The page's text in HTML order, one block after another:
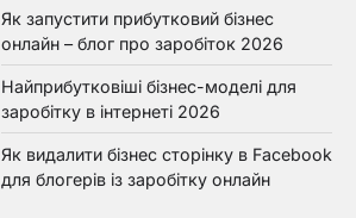
Як запустити прибутковий бізнес
онлайн – блог про заробіток 2026
Найприбутковіші бізнес-моделі для
заробітку в інтернеті 2026
Як видалити бізнес сторінку в Facebook
для блогерів із заробітку онлайн